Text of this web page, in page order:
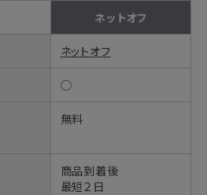
ネットオフ
ネットオフ
◯
無料
商品到着後
最短２日